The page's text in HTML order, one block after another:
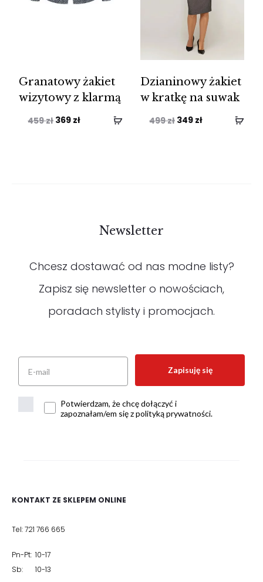
Granatowy żakiet
wizytowy z klarmą
459złPierwotna
369 złAktualna
Dzianinowy żakiet
w kratkę na suwak
499zł Pierwotna
349 złAktualna
Newsletter
Chcesz dostawać od nas modne listy?
Zapisz się newsletter o nowościach,
poradach stylisty i promocjach.
Zapisuję się
Potwierdzam, że chcę dołączyć i
zapoznałam/em się z polityką prywatności.
KONTAKT ZE SKLEPEM ONLINE
Tel: 721 766 665
Pn-Pt: 10-17
Sb: 10-13